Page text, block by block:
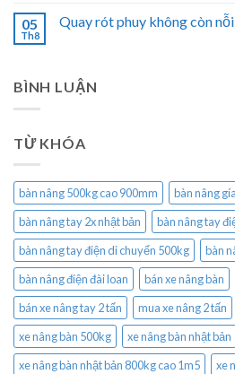
05
Th8
Quay rót phuy không còn
BÌNH LUẬN
TỪ KHÓA
bàn nâng 500kg cao 900mm bàn nâng
bàn nâng tay 2x nhật bản
bàn nâng tay
bàn nâng tay điện di chuyển 500kg
bàn
bàn nâng điện đài loan
bán xe nâng bàn
bán xe nâng tay 2 tấn
mua xe nâng 2 tấn
xe nâng bàn 500kg
xe nâng bàn nhật bản
xe nâng bàn nhật bản 800kg cao 1m5
xe